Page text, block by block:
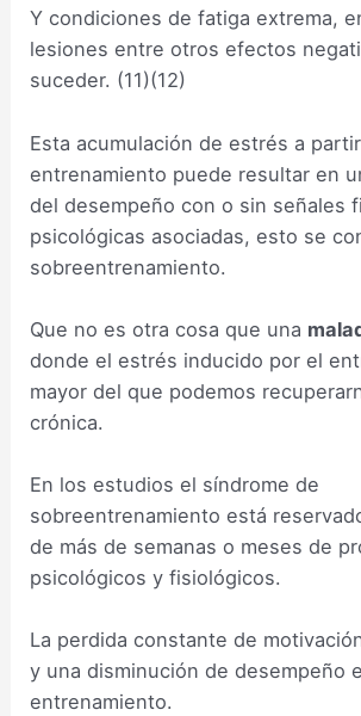
Y condiciones de fatiga extrema,
lesiones entre otros efectos
suceder. (11)(12)
Esta acumulación de estrés a
entrenamiento puede resultar en
del desempeño con o sin señales
psicológicas asociadas, esto se
sobreentrenamiento.
Que no es otra cosa que una
donde el estrés inducido por el
mayor del que podemos
crónica.
En los estudios el síndrome de
sobreentrenamiento está
de más de semanas o meses de
psicológicos y fisiológicos.
La perdida constante de
y una disminución de desempeño
entrenamiento.